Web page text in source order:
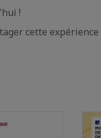
!
cette